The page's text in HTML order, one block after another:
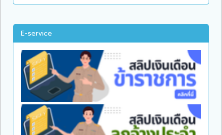
E-service